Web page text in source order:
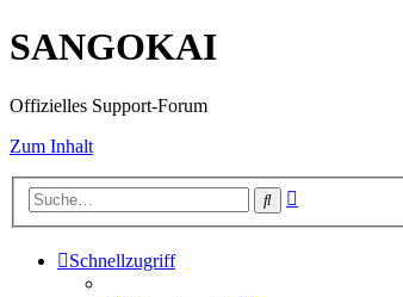
SANGOKAI
Offizielles Support-Forum
Zum Inhalt
Suche
Schnellzugriff